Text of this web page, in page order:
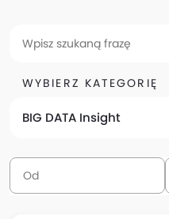
WYBIERZ KATEGORIĘ
BIG DATA Insight